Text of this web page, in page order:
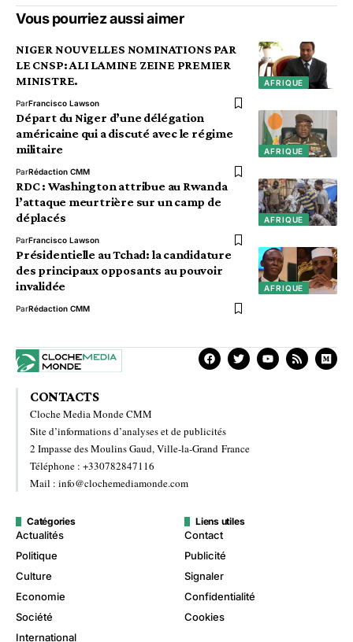
Vous pourriez aussi aimer
AFRIQUE
NIGER NOUVELLES NOMINATIONS PAR
LE CNSP: ALI LAMINE ZEINE PREMIER
MINISTRE.
ParFrancisco Lawson
AFRIQUE
Départ du Niger d’une délégation
américaine qui a discuté avec le régime
militaire
ParRédaction CMM
AFRIQUE
RDC : Washington attribue au Rwanda
l’attaque meurtrière sur un camp de
déplacés
ParFrancisco Lawson
AFRIQUE
Présidentielle au Tchad: la candidature
des principaux opposants au pouvoir
invalidée
ParRédaction CMM
CONTACTS
Cloche Media Monde CMM
Site d’informations d’analyses et de publicités
2 Impasse des Moulins Gaud, Ville-la-Grand France
Téléphone : +330782847116
Mail : info@clochemediamonde.com
Catégories
Actualités
Politique
Culture
Economie
Société
International
Liens utiles
Contact
Publicité
Signaler
Confidentialité
Cookies